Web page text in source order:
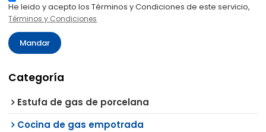
He leido y acepto los Términos y Condiciones de este servicio,
Términos y Condiciones
Mandar
Categoría
Estufa de gas de porcelana
Cocina de gas empotrada